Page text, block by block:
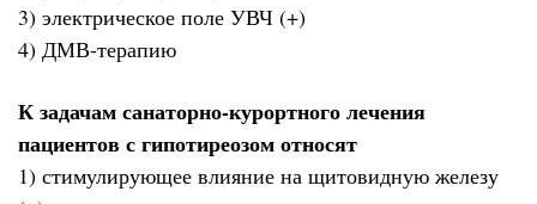
3) электрическое поле УВЧ (+)
4) ДМВ-терапию
К задачам санаторно-курортного лечения
пациентов с гипотиреозом относят
1) стимулирующее влияние на щитовидную железу